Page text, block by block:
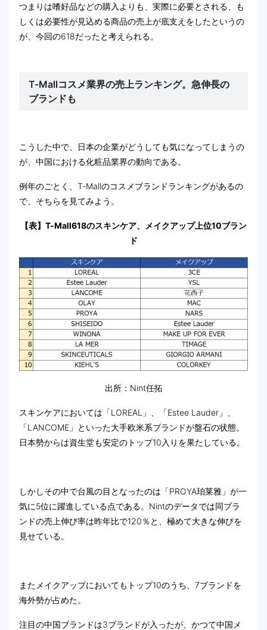
つまりは嗜好品などの購入よりも、実際に必要とされる、も
しくは必要性が見込める商品の売上が底支えをしたというの
が、今回の618だったと考えられる。
T-Mallコスメ業界の売上ランキング。急伸長の
ブランドも
こうした中で、日本の企業がどうしても気になってしまうの
が、中国における化粧品業界の動向である。
例年のごとく、T-Mallのコスメブランドランキングがあるの
で、そちらを見てみよう。
【表】T-Mall618のスキンケア、メイクアップ上位10ブラン
ド
出所：Nint任拓
スキンケアにおいては「LOREAL」、「Estee Lauder」、
「LANCOME」といった大手欧米系ブランドが盤石の状態。
日本勢からは資生堂も安定のトップ10入りを果たしている。
しかしその中で台風の目となったのは「PROYA珀莱雅」が一
気に5位に躍進している点である。Nintのデータでは同ブラ
ンドの売上伸び率は昨年比で120％と、極めて大きな伸びを
見せている。
またメイクアップにおいてもトップ10のうち、7ブランドを
海外勢が占めた。
注目の中国ブランドは3ブランドが入ったが、かつて中国メ